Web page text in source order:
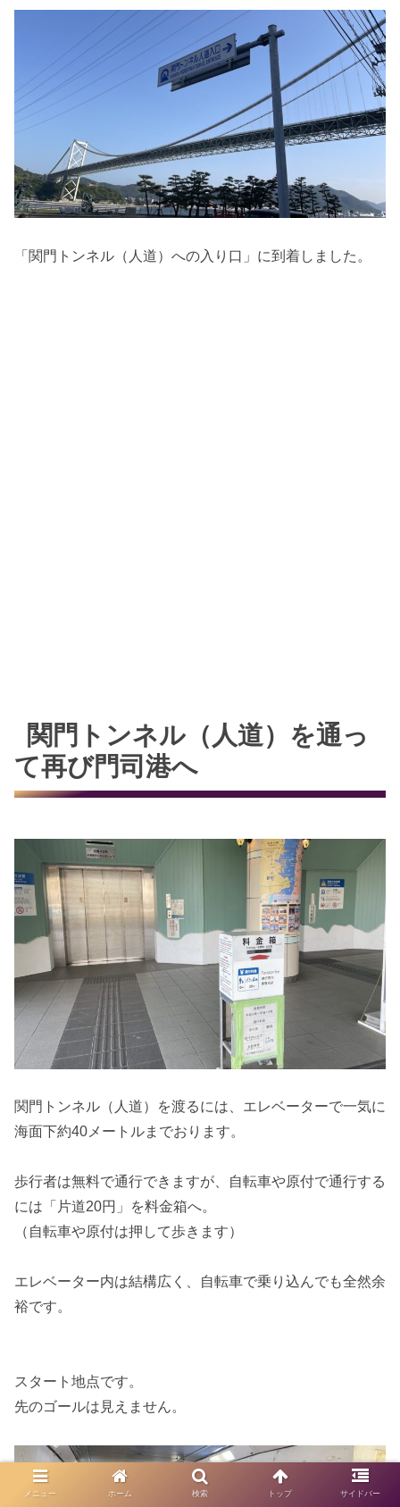
「関門トンネル（人道）への入り口」に到着しました。
関門トンネル（人道）を通っ
て再び門司港へ
関門トンネル（人道）を渡るには、エレベーターで一気に
海面下約40メートルまでおります。
歩行者は無料で通行できますが、自転車や原付で通行する
には「片道20円」を料金箱へ。
（自転車や原付は押して歩きます）
エレベーター内は結構広く、自転車で乗り込んでも全然余
裕です。
スタート地点です。
先のゴールは見えません。
メニュー ホーム 検索 トップ サイドバー